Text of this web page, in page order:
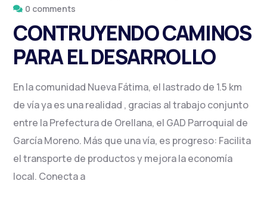
0 comments
CONTRUYENDO CAMINOS
PARA EL DESARROLLO
En la comunidad Nueva Fátima, el lastrado de 1.5 km
de vía ya es una realidad , gracias al trabajo conjunto
entre la Prefectura de Orellana, el GAD Parroquial de
García Moreno. Más que una vía, es progreso: Facilita
el transporte de productos y mejora la economía
local. Conecta a